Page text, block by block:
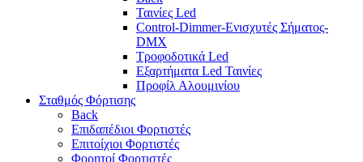
Ταινίες Led
Control-Dimmer-Ενισχυτές Σήματος-
DMX
Τροφοδοτικά Led
Εξαρτήματα Led Ταινίες
Προφίλ Αλουμινίου
Σταθμός Φόρτισης
Back
Επιδαπέδιοι Φορτιστές
Επιτoίχιοι Φορτιστές
Φορητοί Φορτιστές